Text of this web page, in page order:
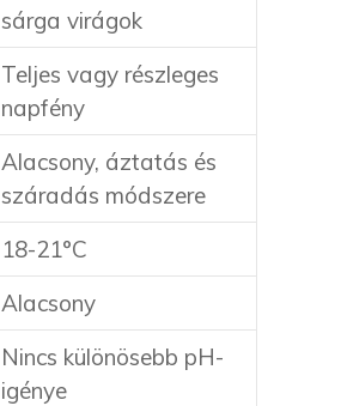
sárga virágok
Teljes vagy részleges
napfény
Alacsony, áztatás és
száradás módszere
18-21°C
Alacsony
Nincs különösebb pH-
igénye